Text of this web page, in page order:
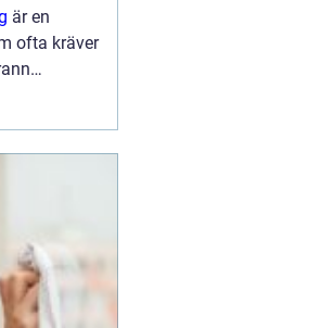
är en
ofta kräver
Det